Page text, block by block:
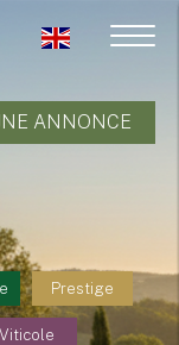
ANNONCE
Prestige
Viticole